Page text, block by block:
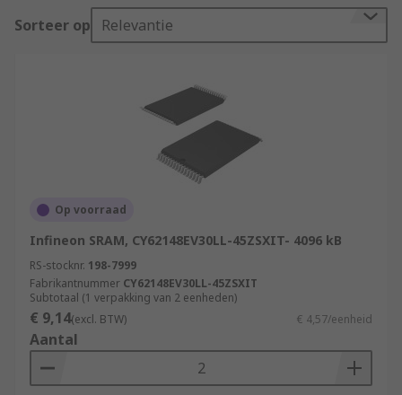
Sorteer op Relevantie
Op voorraad
Infineon SRAM, CY62148EV30LL-45ZSXIT- 4096 kB
RS-stocknr. 198-7999
Fabrikantnummer CY62148EV30LL-45ZSXIT
Subtotaal (1 verpakking van 2 eenheden)
€ 9,14(excl. BTW) € 4,57/eenheid
Aantal